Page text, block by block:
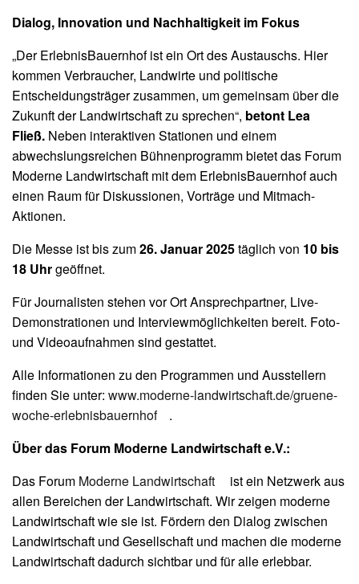
Dialog, Innovation und Nachhaltigkeit im Fokus
„Der ErlebnisBauernhof ist ein Ort des Austauschs. Hier
kommen Verbraucher, Landwirte und politische
Entscheidungsträger zusammen, um gemeinsam über die
Zukunft der Landwirtschaft zu sprechen“, betont Lea
Fließ. Neben interaktiven Stationen und einem
abwechslungsreichen Bühnenprogramm bietet das Forum
Moderne Landwirtschaft mit dem ErlebnisBauernhof auch
einen Raum für Diskussionen, Vorträge und Mitmach-
Aktionen.
Die Messe ist bis zum26. Januar 2025täglich von 10 bis
18 Uhrgeöffnet.
Für Journalisten stehen vor Ort Ansprechpartner, Live-
Demonstrationen und Interviewmöglichkeiten bereit. Foto-
und Videoaufnahmen sind gestattet.
Alle Informationen zu den Programmen und Ausstellern
finden Sie unter: www.moderne-landwirtschaft.de/gruene-
woche-erlebnisbauernhof
.
Über das Forum Moderne Landwirtschaft e.V.:
Das Forum Moderne Landwirtschaft
ist ein Netzwerk aus
allen Bereichen der Landwirtschaft. Wir zeigen moderne
Landwirtschaft wie sie ist. Fördern den Dialog zwischen
Landwirtschaft und Gesellschaft und machen die moderne
Landwirtschaft dadurch sichtbar und für alle erlebbar.